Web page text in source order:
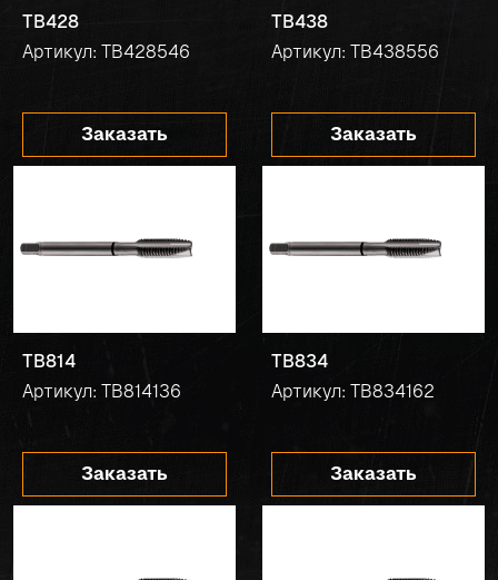
TB428
Артикул: TB428546
Заказать
TB438
Артикул: TB438556
Заказать
TB814
Артикул: TB814136
Заказать
TB834
Артикул: TB834162
Заказать